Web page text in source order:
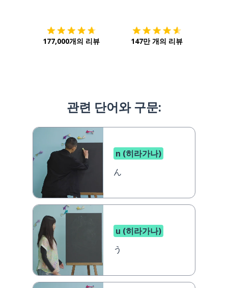
177,000개의 리뷰 147만 개의 리뷰
관련 단어와 구문:
n (히라가나)
ん
u (히라가나)
う